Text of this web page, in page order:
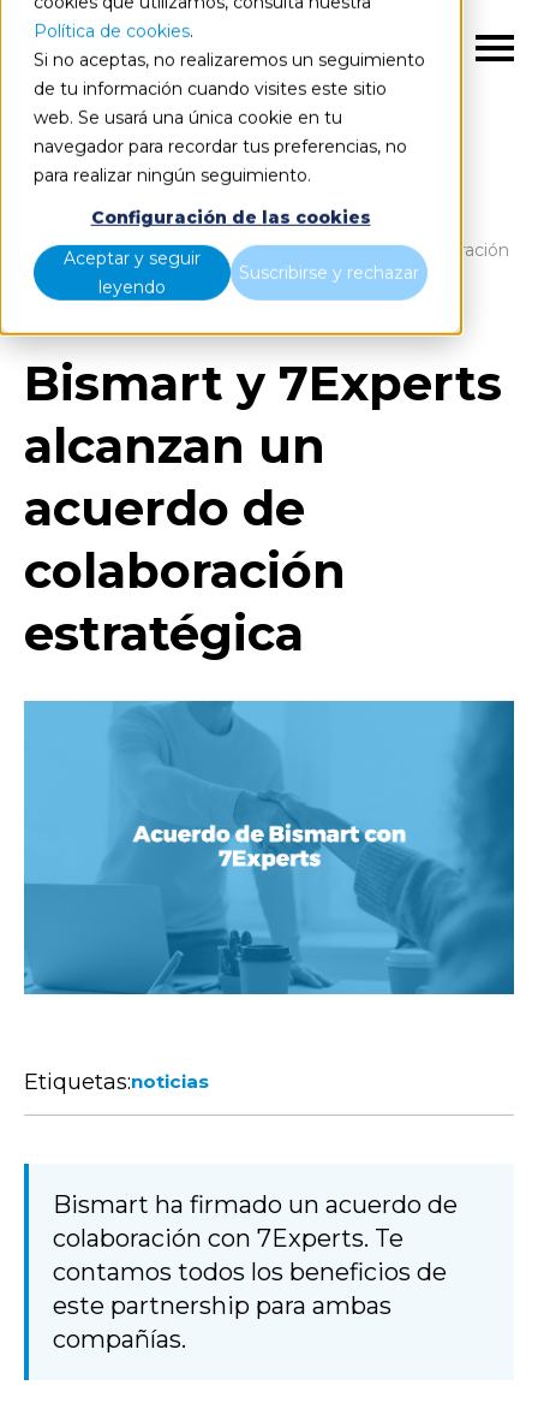
Política de cookies.
Si no aceptas, no realizaremos un seguimiento
de tu información cuando visites este sitio
web. Se usará una única cookie en tu
navegador para recordar tus preferencias, no
para realizar ningún seguimiento.
Configuración de las cookies
Aceptar y seguir
leyendo
Suscribirse y rechazar
ES
Bismart y 7Experts alcanzan un acuerdo de colaboración
estratégica
Bismart y 7Experts
alcanzan un
acuerdo de
colaboración
estratégica
Etiquetas:noticias
Bismart ha firmado un acuerdo de
colaboración con 7Experts. Te
contamos todos los beneficios de
este partnership para ambas
compañías.